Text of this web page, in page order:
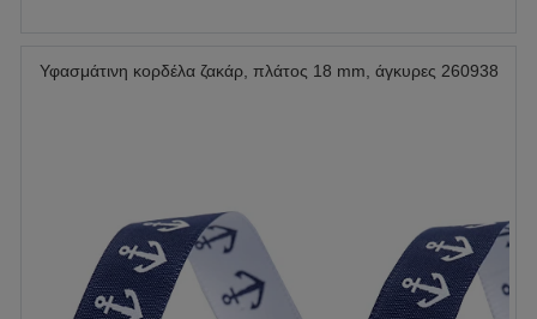
Υφασμάτινη κορδέλα ζακάρ, πλάτος 18 mm, άγκυρες 260938